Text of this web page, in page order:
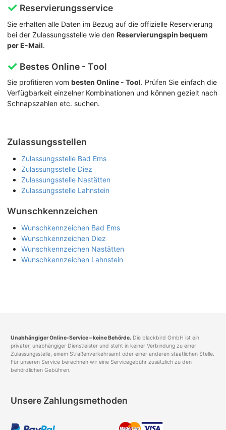
Reservierungsservice
Sie erhalten alle Daten im Bezug auf die offizielle Reservierung
bei der Zulassungsstelle wie den Reservierungspin bequem
per E-Mail.
Bestes Online - Tool
Sie profitieren vom besten Online - Tool. Prüfen Sie einfach die
Verfügbarkeit einzelner Kombinationen und können gezielt nach
Schnapszahlen etc. suchen.
Zulassungsstellen
Zulassungsstelle Bad Ems
Zulassungsstelle Diez
Zulassungsstelle Nastätten
Zulassungsstelle Lahnstein
Wunschkennzeichen
Wunschkennzeichen Bad Ems
Wunschkennzeichen Diez
Wunschkennzeichen Nastätten
Wunschkennzeichen Lahnstein
Unabhängiger Online-Service – keine Behörde. Die blackbird GmbH ist ein
privater, unabhängiger Dienstleister und steht in keiner Verbindung zu einer
Zulassungsstelle, einem Straßenverkehrsamt oder einer anderen staatlichen Stelle.
Für unseren Service berechnen wir eine Servicegebühr zusätzlich zu den
behördlichen Gebühren.
Unsere Zahlungsmethoden